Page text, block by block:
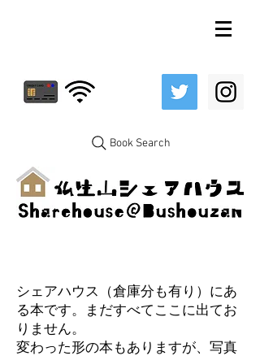
Book Search
シェアハウス（倉庫分も有り）にあ
る本です。まだすべてここに出てお
りません。
変わった形の本もありますが、写真